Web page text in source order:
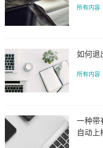
所有内容
如何退
所有内容
一种带
自动上